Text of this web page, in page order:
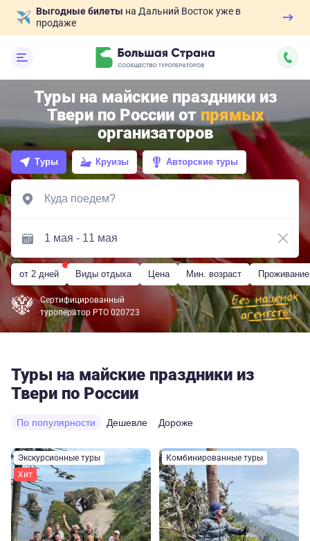
Выгодные билеты на Дальний Восток уже в
продаже
Туры на майские праздники из
Твери по России от прямых
организаторов
Туры Круизы Авторские туры
от 2 дней Виды отдыха Цена Мин. возраст Проживание
Сертифицированный
туроператор РТО 020723
Туры на майские праздники из
Твери по России
По популярности Дешевле Дороже
Экскурсионные туры
Хит
Комбинированные туры